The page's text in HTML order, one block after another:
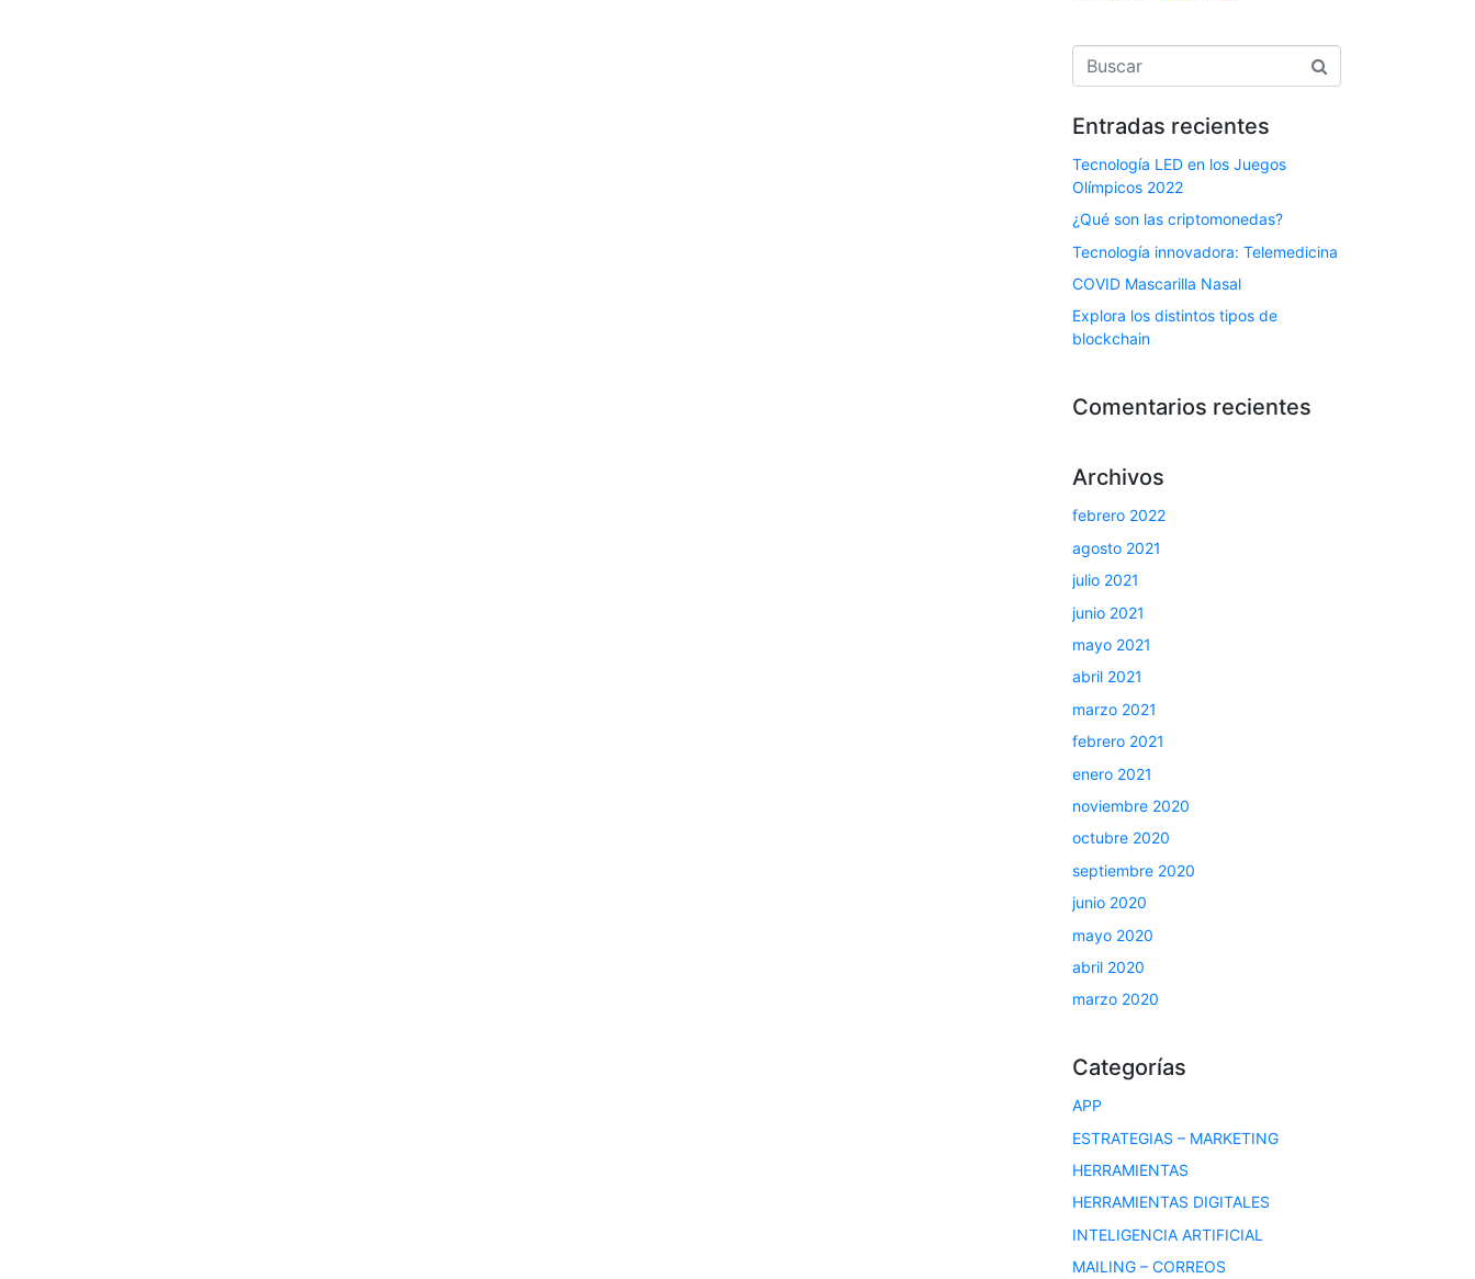
Entradas recientes
Tecnología LED en los Juegos
Olímpicos 2022
¿Qué son las criptomonedas?
Tecnología innovadora: Telemedicina
COVID Mascarilla Nasal
Explora los distintos tipos de
blockchain
Comentarios recientes
Archivos
febrero 2022
agosto 2021
julio 2021
junio 2021
mayo 2021
abril 2021
marzo 2021
febrero 2021
enero 2021
noviembre 2020
octubre 2020
septiembre 2020
junio 2020
mayo 2020
abril 2020
marzo 2020
Categorías
APP
ESTRATEGIAS – MARKETING
HERRAMIENTAS
HERRAMIENTAS DIGITALES
INTELIGENCIA ARTIFICIAL
MAILING – CORREOS